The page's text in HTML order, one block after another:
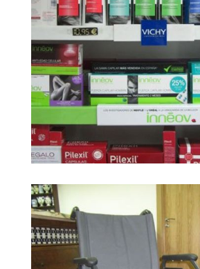
Huerta9